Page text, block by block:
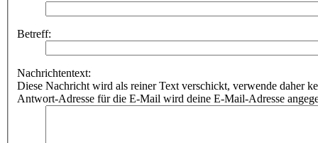
Betreff:
Nachrichtentext:
Diese Nachricht wird als reiner Text verschickt, verwende daher
Antwort-Adresse für die E-Mail wird deine E-Mail-Adresse